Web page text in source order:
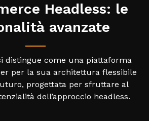
Headless: le
avanzate
distingue come una piattaforma
per la sua architettura flessibile
progettata per sfruttare al
dell’approccio headless.